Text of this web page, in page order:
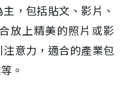
，包括貼文、影片、
放上精美的照片或影
意力，適合的產業包
。